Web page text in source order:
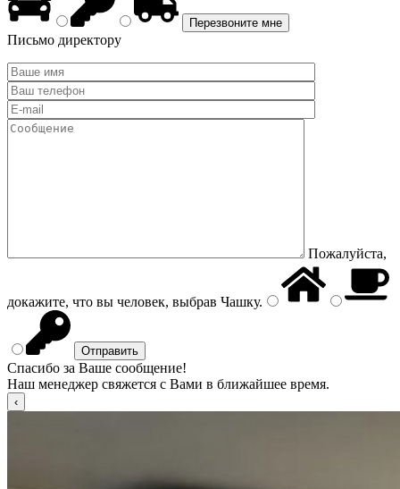
Письмо директору
Пожалуйста,
докажите, что вы человек, выбрав Чашку.
Спасибо за Ваше сообщение!
Наш менеджер свяжется с Вами в ближайшее время.